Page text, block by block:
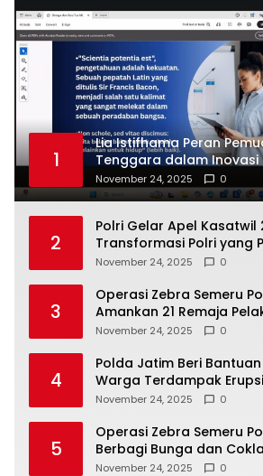
1
Lia Istifhama Peran
Tenggara dalam
Internasional
November 24, 2025 0
2
Polri Gelar Apel Kasatwil
Transformasi Polri yang
Masyarakat
November 24, 2025 0
3
Operasi Zebra Semeru
Amankan 21 Remaja
November 24, 2025 0
4
Polda Jatim Beri
Warga Terdampak
November 24, 2025 0
5
Operasi Zebra Semeru
Berbagi Bunga dan
Tertib Lalin
November 24, 2025 0